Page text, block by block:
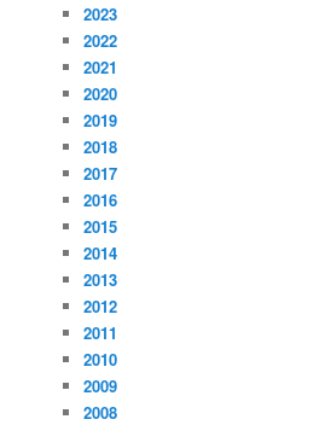
2023
2022
2021
2020
2019
2018
2017
2016
2015
2014
2013
2012
2011
2010
2009
2008